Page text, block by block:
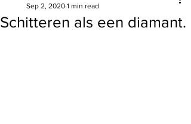
Schitteren als een diamant.
Sep 2, 2020 1 min read